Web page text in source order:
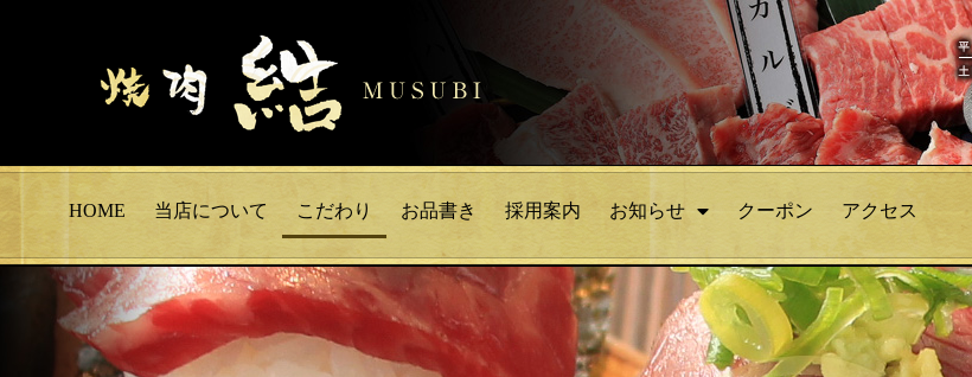
HOME 当店について こだわり お品書き 採用案内 お知らせ クーポン アクセス